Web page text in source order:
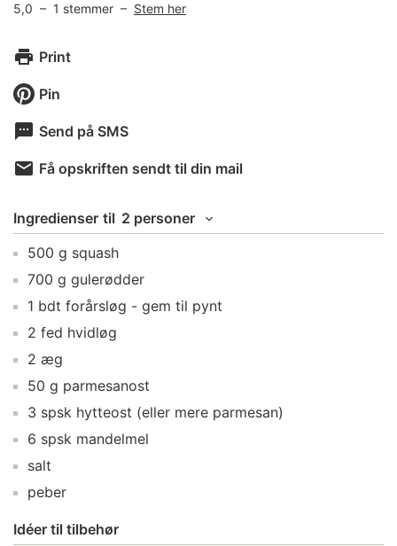
5,0 – 1 stemmer – Stem her
Print
Pin
Send på SMS
Få opskriften sendt til din mail
Ingredienser til 2 personer
500 g squash
700 g gulerødder
1 bdt forårsløg - gem til pynt
2 fed hvidløg
2 æg
50 g parmesanost
3 spsk hytteost (eller mere parmesan)
6 spsk mandelmel
salt
peber
Idéer til tilbehør